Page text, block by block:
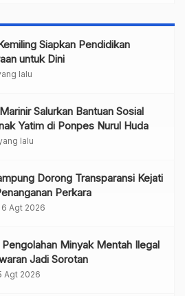
Siapkan Pendidikan
untuk Dini
lalu
Salurkan Bantuan Sosial
Yatim di Ponpes Nurul Huda
lalu
Dorong Transparansi Kejati
Perkara
6 Agt 2026
Pengolahan Minyak Mentah Ilegal
Jadi Sorotan
Agt 2026